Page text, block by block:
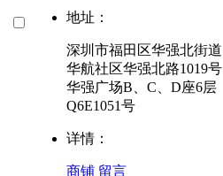
地址：
深圳市福田区华强北街道
华航社区华强北路1019号
华强广场B、C、D座6层
Q6E1051号
详情：
商铺 留言